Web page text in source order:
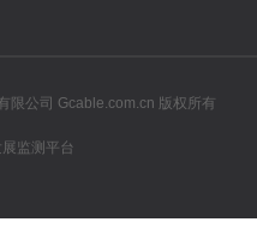
限公司 Gcable.com.cn 版权所有
监测平台